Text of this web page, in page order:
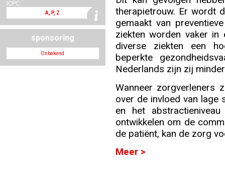
Registreren
ICPC:
A, P, Z
sponsoring
Onbekend
therapietrouw. Er wordt
gemaakt van
ziekten worden vaker
diverse ziekten een
beperkte
Nederlands zijn zij
Wanneer zorgverleners
over de invloed van lage
en het
ontwikkelen om de
de patiënt, kan de zorg
Meer >